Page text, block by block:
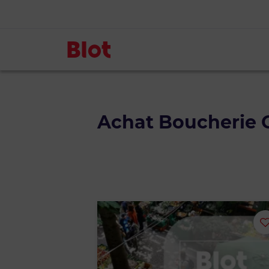
Achat Boucherie